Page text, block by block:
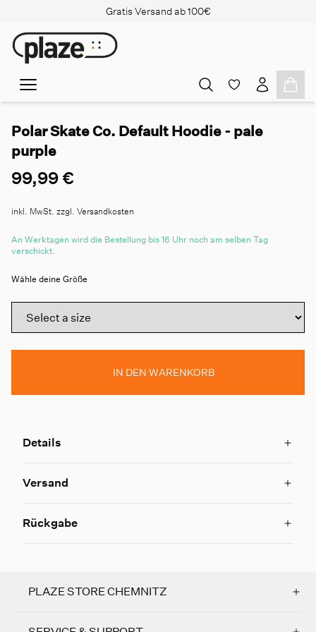
Gratis Versand ab 100€
Polar Skate Co. Default Hoodie - pale
purple
99,99 €
inkl. MwSt. zzgl. Versandkosten
An Werktagen wird die Bestellung bis 16 Uhr noch am selben Tag
verschickt.
Wähle deine Größe
IN DEN WARENKORB
Details
Versand
Rückgabe
PLAZE STORE CHEMNITZ